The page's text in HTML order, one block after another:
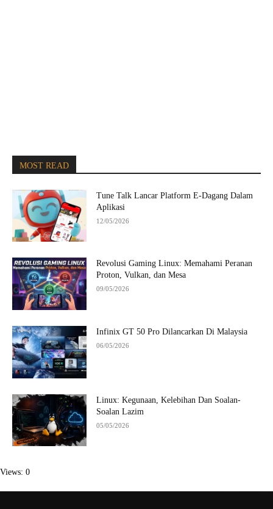
MOST READ
Tune Talk Lancar Platform E-Dagang Dalam
Aplikasi
12/05/2026
Revolusi Gaming Linux: Memahami Peranan
Proton, Vulkan, dan Mesa
09/05/2026
Infinix GT 50 Pro Dilancarkan Di Malaysia
06/05/2026
Linux: Kegunaan, Kelebihan Dan Soalan-
Soalan Lazim
05/05/2026
Views: 0